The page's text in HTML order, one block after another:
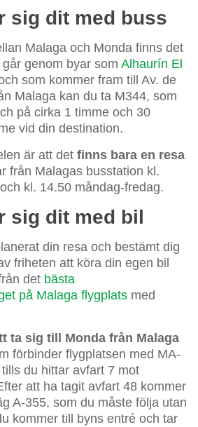
sig dit med buss
Malaga och Monda finns det
genom byar som Alhaurín El
som kommer fram till Av. de
Malaga kan du ta M344, som
på cirka 1 timme och 30
vid din destination.
är att det finns bara en resa
från Malagas busstation kl.
kl. 14.50 måndag-fredag.
sig dit med bil
din resa och bestämt dig
friheten att köra din egen bil
det bästa
på Malaga flygplats med
ta sig till Monda från Malaga
förbinder flygplatsen med MA-
du hittar avfart 7 mot
att ha tagit avfart 48 kommer
A-355, som du måste följa utan
kommer till byns entré och tar